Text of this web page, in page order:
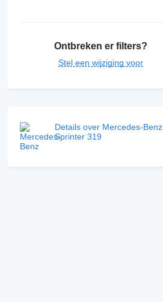
Ontbreken er filters?
Stel een wijziging voor
Details over Mercedes-Benz
Sprinter 319